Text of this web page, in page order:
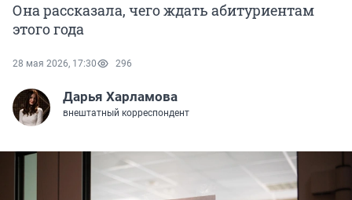
Она рассказала, чего ждать абитуриентам
этого года
28 мая 2026, 17:30 296
Дарья Харламова
внештатный корреспондент